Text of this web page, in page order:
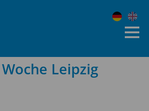
Leipzig